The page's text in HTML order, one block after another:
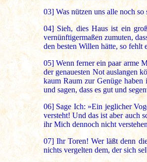
03] Was nützen uns alle noch
04] Sieh, dies Haus ist ein
vernünftigermaßen zumuten,
den besten Willen hätte, so fehlt
05] Wenn ferner ein paar arme
der genauesten Not auslangen
kaum Raum zur Genüge
und sagen, dass es gut und
06] Sage Ich: »Ein jeglicher
versteht! Und das ist aber auch
ihr Mich dennoch nicht
07] Ihr Toren! Wer läßt denn
nichts vergelten dem, der sich